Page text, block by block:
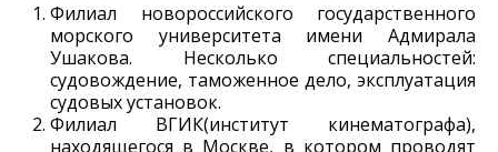
Филиал новороссийского государственного
морского университета имени Адмирала
Ушакова. Несколько специальностей:
судовождение, таможенное дело, эксплуатация
судовых установок.
Филиал ВГИК(институт кинематографа),
находящегося в Москве, в котором проводят